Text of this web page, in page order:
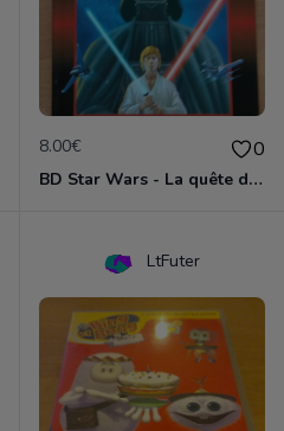
8.00€ 0
BD Star Wars - La quête de Vador
LtFuter